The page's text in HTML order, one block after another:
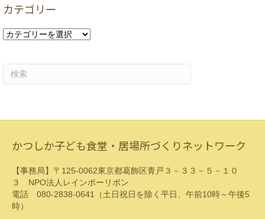
イ
カテゴリー
カ
かつしか子ども食堂・居場所づくりネットワーク
【事務局】〒125-0062東京都葛飾区青戸３－３３－５－１０
３ NPO法人レインボーリボン
電話 080-2838-0641（土日祝日を除く平日、午前10時～午後5
時）